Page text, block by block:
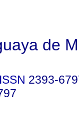
de
ISSN 2393-